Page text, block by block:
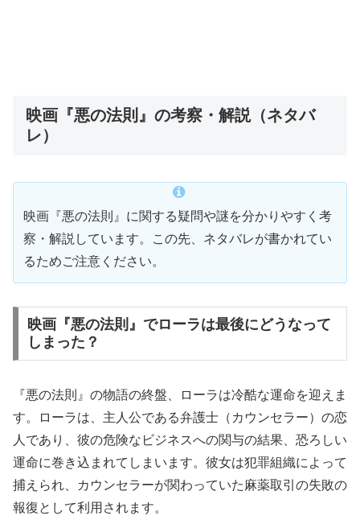
映画『悪の法則』の考察・解説（ネタバ
レ）
映画『悪の法則』に関する疑問や謎を分かりやすく考
察・解説しています。この先、ネタバレが書かれてい
るためご注意ください。
映画『悪の法則』でローラは最後にどうなって
しまった？
『悪の法則』の物語の終盤、ローラは冷酷な運命を迎えま
す。ローラは、主人公である弁護士（カウンセラー）の恋
人であり、彼の危険なビジネスへの関与の結果、恐ろしい
運命に巻き込まれてしまいます。彼女は犯罪組織によって
捕えられ、カウンセラーが関わっていた麻薬取引の失敗の
報復として利用されます。